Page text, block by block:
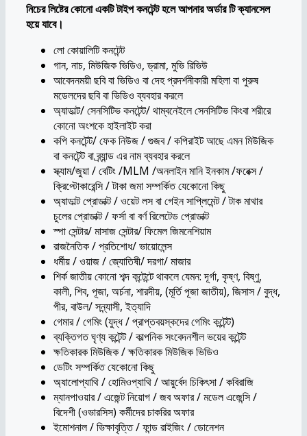
নিচের লিষ্টের কোনো একটি টাইপ কনটেন্ট হলে আপনার অর্ডার টি ক্যানসেল
হয়ে যাবে।
লো কোয়ালিটি কনটেন্ট
গান, নাচ, মিউজিক ভিডিও, ড্রামা, মুভি রিভিউ
আবেদনময়ী ছবি বা ভিডিও বা দেহ প্রদর্শনীকারী মহিলা বা পুরুষ
মডেলদের ছবি বা ভিডিও ব্যবহার করলে
অ্যাডাল্ট/ সেনসিটিভ কনটেন্ট/ থাম্বনেইলে সেনসিটিভ কিংবা শরীরে
কোনো অংশকে হাইলাইট করা
কপি কনটেন্ট/ ফেক নিউজ / গুজব / কপিরাইট আছে এমন মিউজিক
বা কনটেন্ট বা ব্র্যান্ড এর নাম ব্যবহার করলে
স্ক্যাম/জুয়া / বেটিং /MLM /অনলাইন মানি ইনকাম /ফরেক্স /
ক্রিপ্টোকারেন্সি / টাকা জমা সম্পর্কিত যেকোনো কিছু
অ্যাডাল্ট প্রোডাক্ট / ওয়েট লস বা গেইন সাপ্লিমেন্ট / টাক মাথার
চুলের প্রোডাক্ট / ফর্সা বা বর্ণ রিলেটেড প্রোডাক্ট
স্পা সেন্টার/ মাসাজ সেন্টার/ ফিমেল জিমনেশিয়াম
রাজনৈতিক / প্রতিশোধ/ ভায়োলেন্স
ধর্মীয় / ওয়াজ / জ্যোতিষী/ দরগা/ মাজার
শির্ক জাতীয় কোনো শব্দ কন্টেন্টে থাকলে যেমন: দূর্গা, কৃষ্ণ, বিষ্ণু,
কালী, শিব, পূজা, অর্চনা, শারদীয়, (মূর্তি পূজা জাতীয়), জিসাস / বুদ্ধ,
পীর, বাউল/ সন্ন্যাসী, ইত্যাদি
গেমার / গেমিং (যুদ্ধ / প্রাপ্তবয়স্কদের গেমিং কন্টেন্ট)
ব্যক্তিগত ঘৃণ্য কন্টেন্ট / কাল্পনিক সংবেদনশীল ভয়ের কন্টেন্ট
ক্ষতিকারক মিউজিক / ক্ষতিকারক মিউজিক ভিডিও
ডেটিং সম্পর্কিত যেকোনো কিছু
অ্যালোপ্যাথি / হোমিওপ্যাথি / আয়ুর্বেদ চিকিৎসা / কবিরাজি
ম্যানপাওয়ার / এজেন্ট নিয়োগ / জব অফার / মডেল এজেন্সি /
বিদেশী (ওভারসিস) কর্মীদের চাকরির অফার
ইমোশনাল / ভিক্ষাবৃত্তি / ফান্ড রাইজিং / ডোনেশন